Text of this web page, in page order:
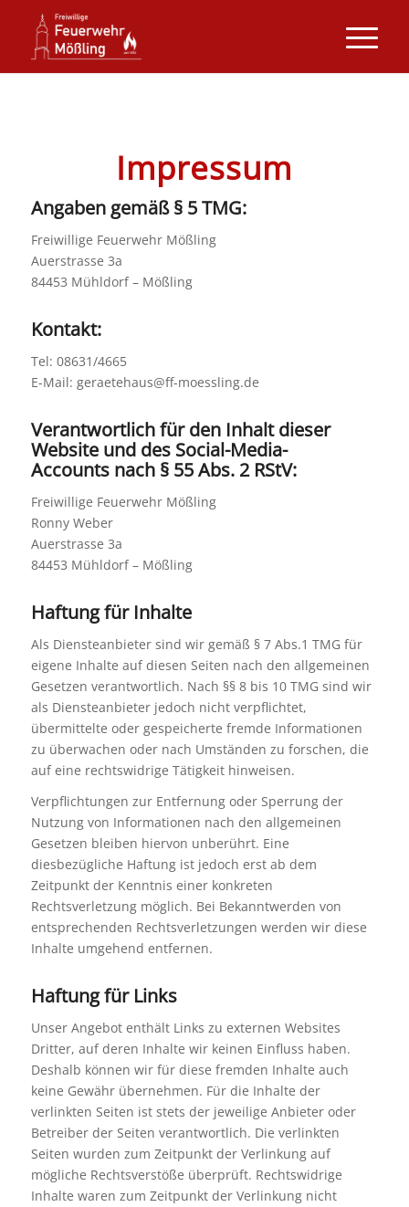
Impressum
Angaben gemäß § 5 TMG:
Freiwillige Feuerwehr Mößling
Auerstrasse 3a
84453 Mühldorf – Mößling
Kontakt:
Tel: 08631/4665
E-Mail: geraetehaus@ff-moessling.de
Verantwortlich für den Inhalt dieser
Website und des Social-Media-
Accounts nach § 55 Abs. 2 RStV:
Freiwillige Feuerwehr Mößling
Ronny Weber
Auerstrasse 3a
84453 Mühldorf – Mößling
Haftung für Inhalte
Als Diensteanbieter sind wir gemäß § 7 Abs.1 TMG für
eigene Inhalte auf diesen Seiten nach den allgemeinen
Gesetzen verantwortlich. Nach §§ 8 bis 10 TMG sind wir
als Diensteanbieter jedoch nicht verpflichtet,
übermittelte oder gespeicherte fremde Informationen
zu überwachen oder nach Umständen zu forschen, die
auf eine rechtswidrige Tätigkeit hinweisen.
Verpflichtungen zur Entfernung oder Sperrung der
Nutzung von Informationen nach den allgemeinen
Gesetzen bleiben hiervon unberührt. Eine
diesbezügliche Haftung ist jedoch erst ab dem
Zeitpunkt der Kenntnis einer konkreten
Rechtsverletzung möglich. Bei Bekanntwerden von
entsprechenden Rechtsverletzungen werden wir diese
Inhalte umgehend entfernen.
Haftung für Links
Unser Angebot enthält Links zu externen Websites
Dritter, auf deren Inhalte wir keinen Einfluss haben.
Deshalb können wir für diese fremden Inhalte auch
keine Gewähr übernehmen. Für die Inhalte der
verlinkten Seiten ist stets der jeweilige Anbieter oder
Betreiber der Seiten verantwortlich. Die verlinkten
Seiten wurden zum Zeitpunkt der Verlinkung auf
mögliche Rechtsverstöße überprüft. Rechtswidrige
Inhalte waren zum Zeitpunkt der Verlinkung nicht